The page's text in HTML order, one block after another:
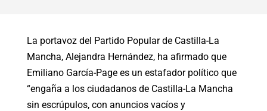
La portavoz del Partido Popular de Castilla-La
Mancha, Alejandra Hernández, ha afirmado que
Emiliano García-Page es un estafador político que
“engaña a los ciudadanos de Castilla-La Mancha
sin escrúpulos, con anuncios vacíos y